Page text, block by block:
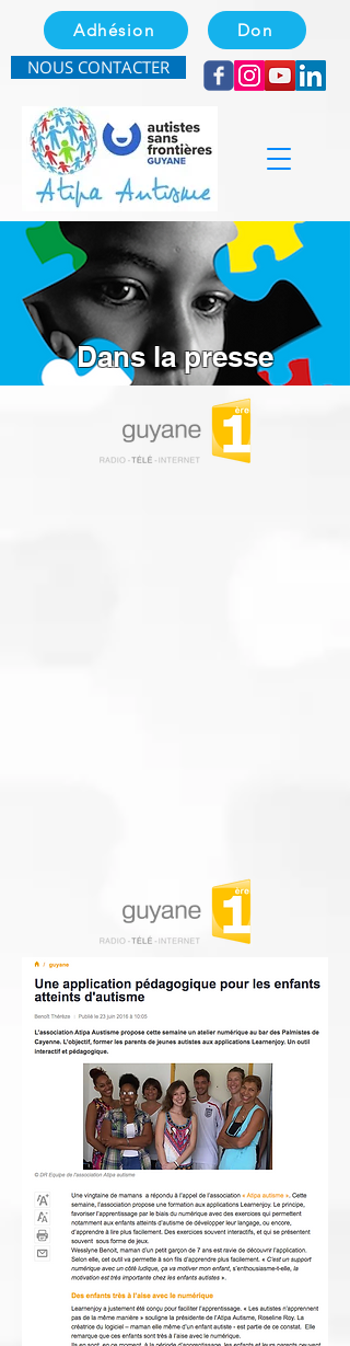
Adhésion Don
NOUS CONTACTER
Dans la presse